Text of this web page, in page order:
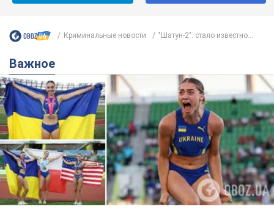
Криминальные новости "Шатун-2": стало известно...
Важное